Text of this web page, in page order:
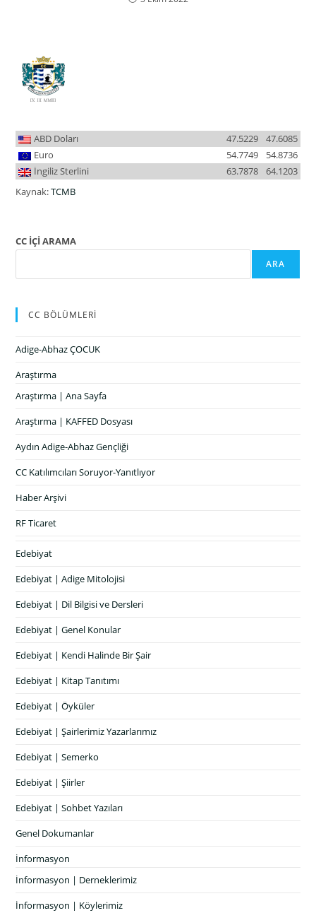
ABD Doları 47.6085
47.5229
Euro
54.8736
54.7749
İngiliz Sterlini
64.1203
63.7878
Kaynak:TCMB
CC İÇİ ARAMA
ARA
CC BÖLÜMLERİ
Adige-Abhaz ÇOCUK
Araştırma
Araştırma | Ana Sayfa
Araştırma | KAFFED Dosyası
Aydın Adige-Abhaz Gençliği
CC Katılımcıları Soruyor-Yanıtlıyor
Haber Arşivi
RF Ticaret
Edebiyat
Edebiyat | Adige Mitolojisi
Edebiyat | Dil Bilgisi ve Dersleri
Edebiyat | Genel Konular
Edebiyat | Kendi Halinde Bir Şair
Edebiyat | Kitap Tanıtımı
Edebiyat | Öyküler
Edebiyat | Şairlerimiz Yazarlarımız
Edebiyat | Semerko
Edebiyat | Şiirler
Edebiyat | Sohbet Yazıları
Genel Dokumanlar
İnformasyon
İnformasyon | Derneklerimiz
İnformasyon | Köylerimiz